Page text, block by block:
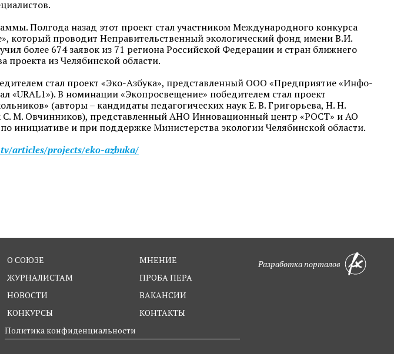
Полгода назад этот проект стал участником Международного конкурса
который проводит Неправительственный экологический фонд имени В.И.
более 674 заявок из 71 региона Российской Федерации и стран ближнего
проекта из Челябинской области.
стал проект «Эко-Азбука», представленный ООО «Предприятие «Инфо-
«URAL1»). В номинации «Экопросвещение» победителем стал проект
(авторы – кандидаты педагогических наук Е. В. Григорьева, Н. Н.
С. М. Овчинников), представленный АНО Инновационный центр «РОСТ» и АО
инициативе и при поддержке Министерства экологии Челябинской области.
articles/projects/eko-azbuka/
О СОЮЗЕ
ЖУРНАЛИСТАМ
НОВОСТИ
КОНКУРСЫ
МНЕНИЕ
ПРОБА ПЕРА
ВАКАНСИИ
КОНТАКТЫ
Политика конфиденциальности
Разработка порталов